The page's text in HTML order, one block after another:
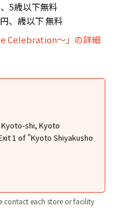
5歳以下無料
、歳以下 無料
Celebration～」の詳細
shi, Kyoto
1 of "Kyoto Shiyakusho
contact each store or facility